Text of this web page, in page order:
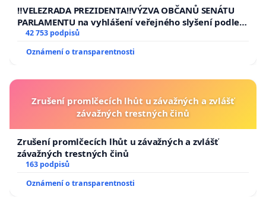
republiky
‼️VELEZRADA PREZIDENTA‼️VÝZVA OBČANŮ SENÁTU
PARLAMENTU na vyhlášení veřejného slyšení podle §
144 jednacího řádu Senátu k návrhu na přijetí
usnesení k podání ústavní žaloby na prezidenta
republiky
42 753 podpisů
Oznámení o transparentnosti
Zrušení promlčecích lhůt u závažných a zvlášť
závažných trestných činů
Zrušení promlčecích lhůt u závažných a zvlášť
závažných trestných činů
163 podpisů
Oznámení o transparentnosti